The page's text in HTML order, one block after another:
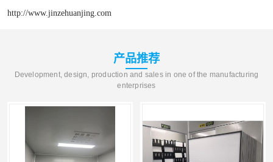
http://www.jinzehuanjing.com
产品推荐
Development, design, production and sales in one of the manufacturing
enterprises